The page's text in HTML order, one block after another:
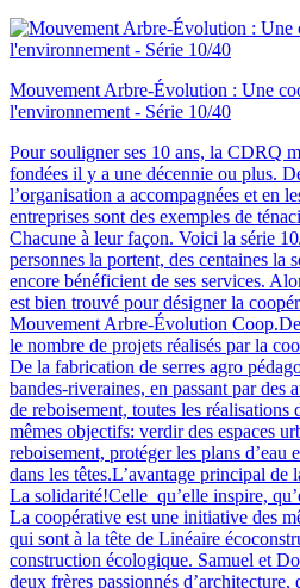
Mouvement Arbre-Évolution : Une
l'environnement - Série 10/40
Pour souligner ses 10 ans, la CDRQ
fondées il y a une décennie ou plus.
l’organisation a accompagnées et en
entreprises sont des exemples de
Chacune à leur façon. Voici la série
personnes la portent, des centaines la
encore bénéficient de ses services.
est bien trouvé pour désigner la
Mouvement Arbre-Évolution
le nombre de projets réalisés par la
De la fabrication de serres agro
bandes-riveraines, en passant par des
de reboisement, toutes les
mêmes objectifs: verdir des espaces
reboisement, protéger les plans d’eau
dans les têtes.L’avantage principal de
La solidarité!Celle qu’elle inspire,
La coopérative est une initiative des
qui sont à la tête de Linéaire
construction écologique. Samuel et
deux frères passionnés